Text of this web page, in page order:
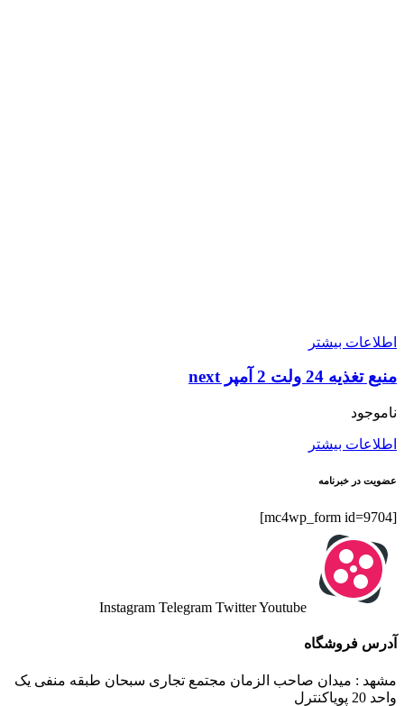
اطلاعات بیشتر
منبع تغذیه 24 ولت 2 آمپر next
ناموجود
اطلاعات بیشتر
عضویت در خبرنامه
[mc4wp_form id=9704]
Instagram Telegram TwitterYoutube
آدرس فروشگاه
مشهد : میدان صاحب الزمان مجتمع تجاری سبحان طبقه منفی یک
واحد 20 پویاکنترل